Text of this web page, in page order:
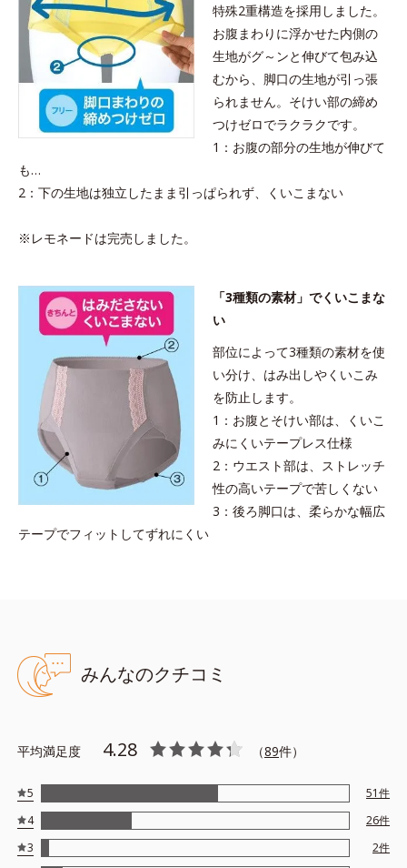
特殊2重構造を採用しました。
お腹まわりに浮かせた内側の
生地がグ～ンと伸びて包み込
むから、脚口の生地が引っ張
られません。そけい部の締め
つけゼロでラクラクです。
1：お腹の部分の生地が伸びて
も…
2：下の生地は独立したまま引っぱられず、くいこまない
※レモネードは完売しました。
「3種類の素材」でくいこまな
い
部位によって3種類の素材を使
い分け、はみ出しやくいこみ
を防止します。
1：お腹とそけい部は、くいこ
みにくいテープレス仕様
2：ウエスト部は、ストレッチ
性の高いテープで苦しくない
3：後ろ脚口は、柔らかな幅広
テープでフィットしてずれにくい
みんなのクチコミ
平均満足度 4.28 （89件）
5 51件
4
26件
3
2件